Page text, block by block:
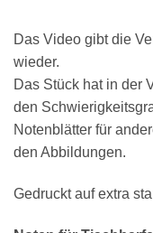
Das Video gibt die
wieder.
Das Stück hat in der
den
Notenblätter für
den Abbildungen.
Gedruckt auf extra
Chat Support